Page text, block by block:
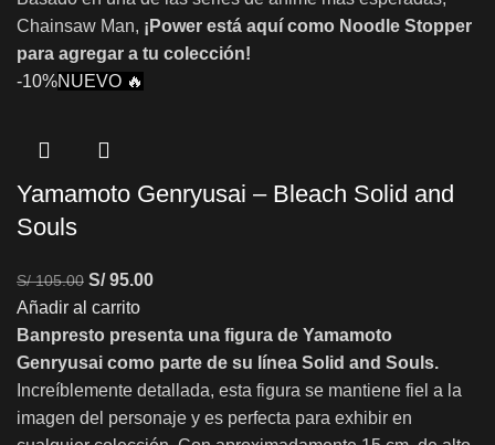
Chainsaw Man, ¡Power está aquí como Noodle Stopper
para agregar a tu colección!
-10%NUEVO 🔥
Yamamoto Genryusai – Bleach Solid and
Souls
S/105.00 S/95.00
Añadir al carrito
Banpresto presenta una figura de Yamamoto
Genryusai como parte de su línea Solid and Souls.
Increíblemente detallada, esta figura se mantiene fiel a la
imagen del personaje y es perfecta para exhibir en